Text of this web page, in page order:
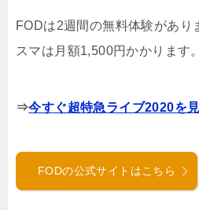
FODは2週間の無料体験があり
スマは月額1,500円かかります。
⇒今すぐ超特急ライブ2020を
FODの公式サイトはこちら